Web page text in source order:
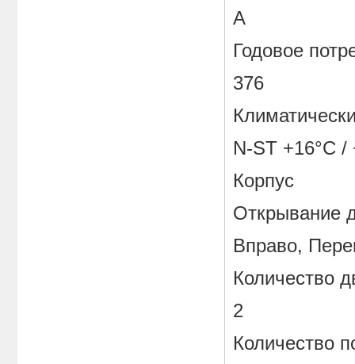
A
Годовое
376
N-ST +16°C /
Корпус
Открывание
Вправо,
Количество
2
Количество